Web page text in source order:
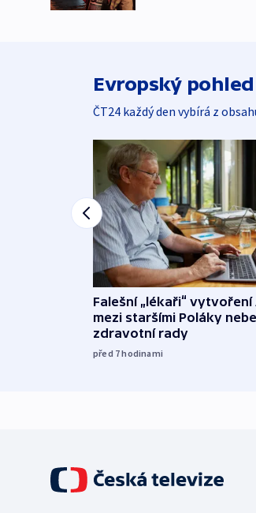
Evropský pohled
ČT24 každý den vybírá z
Falešní „lékaři“ vytvoření
mezi staršími Poláky
zdravotní rady
před 7hodinami